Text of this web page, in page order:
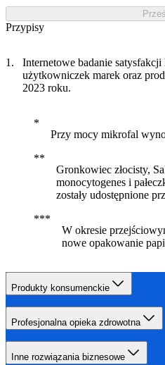
Przypisy
Internetowe badanie
użytkowniczek marek oraz
2023 roku.
Przy mocy mikrofal
Gronkowiec złocisty,
monocytogenes i
zostały udostępnione
W okresie
nowe opakowanie
Produkty konsumenckie
Profesjonalna opieka zdrowotna
Inne rozwiązania biznesowe